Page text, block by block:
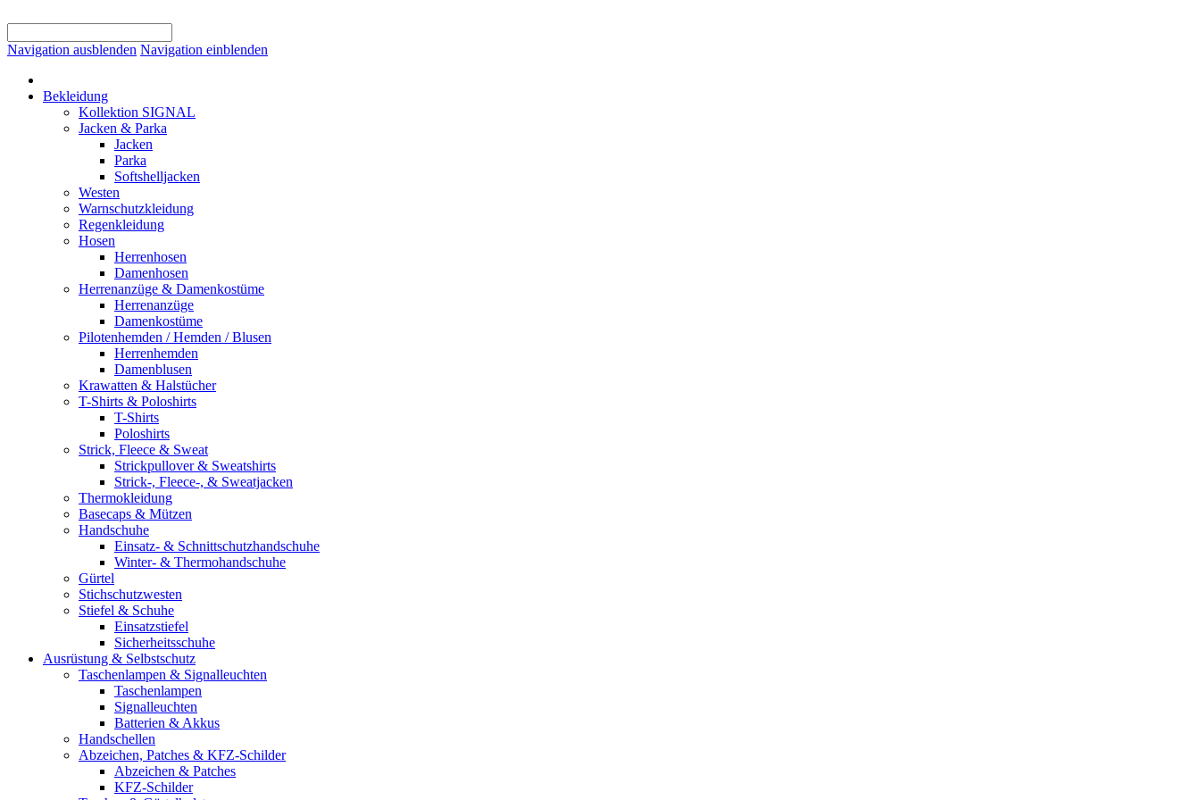
Navigation ausblenden Navigation einblenden
Bekleidung
Kollektion SIGNAL
Jacken & Parka
Jacken
Parka
Softshelljacken
Westen
Warnschutzkleidung
Regenkleidung
Hosen
Herrenhosen
Damenhosen
Herrenanzüge & Damenkostüme
Herrenanzüge
Damenkostüme
Pilotenhemden / Hemden / Blusen
Herrenhemden
Damenblusen
Krawatten & Halstücher
T-Shirts & Poloshirts
T-Shirts
Poloshirts
Strick, Fleece & Sweat
Strickpullover & Sweatshirts
Strick-, Fleece-, & Sweatjacken
Thermokleidung
Basecaps & Mützen
Handschuhe
Einsatz- & Schnittschutzhandschuhe
Winter- & Thermohandschuhe
Gürtel
Stichschutzwesten
Stiefel & Schuhe
Einsatzstiefel
Sicherheitsschuhe
Ausrüstung & Selbstschutz
Taschenlampen & Signalleuchten
Taschenlampen
Signalleuchten
Batterien & Akkus
Handschellen
Abzeichen, Patches & KFZ-Schilder
Abzeichen & Patches
KFZ-Schilder